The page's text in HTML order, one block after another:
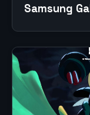
Samsung